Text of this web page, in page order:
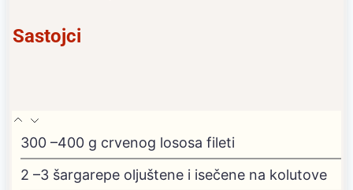
Sastojci
300 –400 g crvenog lososa fileti
2 –3 šargarepe oljuštene i isečene na kolutove